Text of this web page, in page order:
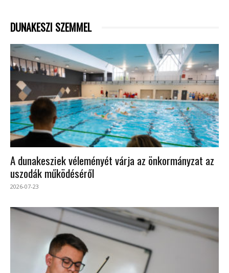
DUNAKESZI SZEMMEL
A dunakesziek véleményét várja az önkormányzat az
uszodák működéséről
2026-07-23